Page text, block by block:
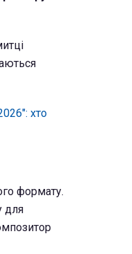
хто
формату.
для